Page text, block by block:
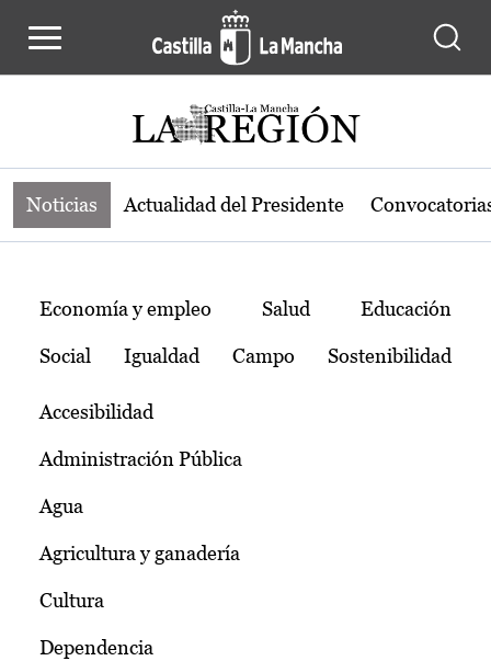
Noticias de la región de Castilla-La
Noticias Actualidad del Presidente
Temas
Economía y empleo Salud Educación
Social Igualdad Campo Sostenibilidad
Accesibilidad
Administración Pública
Agua
Agricultura y ganadería
Cultura
Dependencia